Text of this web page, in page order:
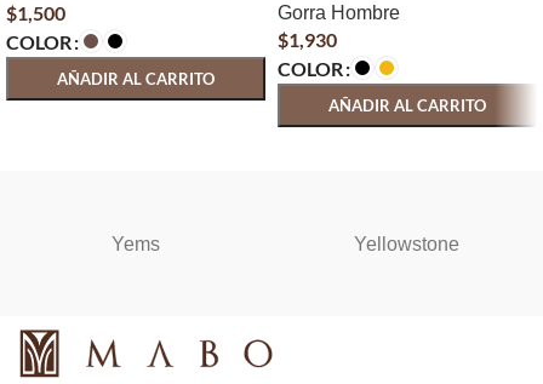
$1,500
COLOR
AÑADIR AL CARRITO
Gorra Hombre
$1,930
COLOR
AÑADIR AL CARRITO
Yems Yellowstone